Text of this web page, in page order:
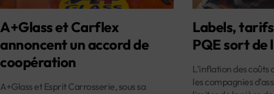
A+Glass et Carflex
annoncent un accord de
coopération
A+Glass et Esprit Carrosserie, sous sa
Labels,
PQE sort de
L’inflation des
les compagnies